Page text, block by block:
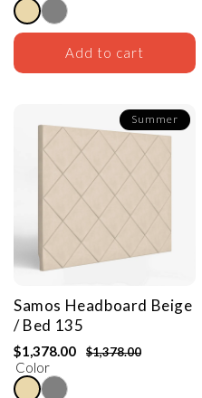
Add to cart
Summer
Samos Headboard Beige
/ Bed 135
$1,378.00 $1,378.00
Color